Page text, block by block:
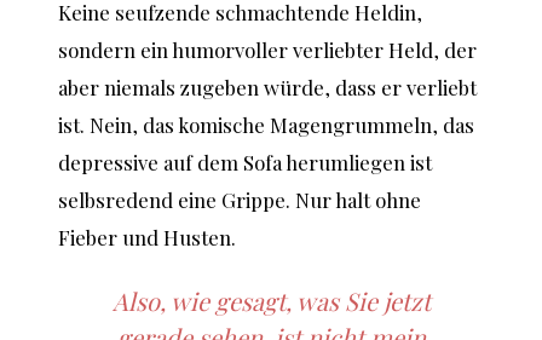
Keine seufzende schmachtende Heldin,
sondern ein humorvoller verliebter Held, der
aber niemals zugeben würde, dass er verliebt
ist. Nein, das komische Magengrummeln, das
depressive auf dem Sofa herumliegen ist
selbsredend eine Grippe. Nur halt ohne
Fieber und Husten.
Also, wie gesagt, was Sie jetzt